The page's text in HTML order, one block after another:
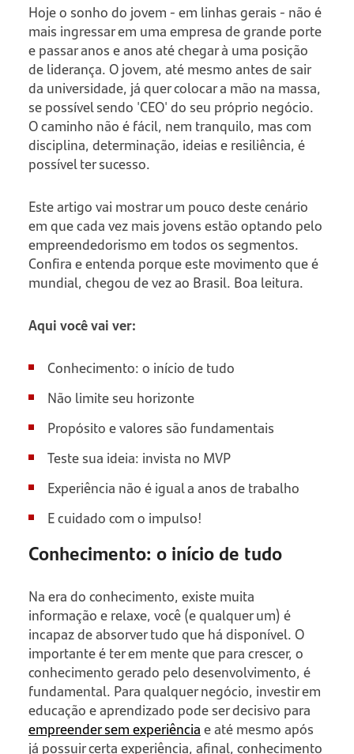
Hoje o sonho do jovem - em linhas gerais - não é
mais ingressar em uma empresa de grande porte
e passar anos e anos até chegar à uma posição
de liderança. O jovem, até mesmo antes de sair
da universidade, já quer colocar a mão na massa,
se possível sendo 'CEO' do seu próprio negócio.
O caminho não é fácil, nem tranquilo, mas com
disciplina, determinação, ideias e resiliência, é
possível ter sucesso.
Este artigo vai mostrar um pouco deste cenário
em que cada vez mais jovens estão optando pelo
empreendedorismo em todos os segmentos.
Confira e entenda porque este movimento que é
mundial, chegou de vez ao Brasil. Boa leitura.
Aqui você vai ver:
Conhecimento: o início de tudo
Não limite seu horizonte
Propósito e valores são fundamentais
Teste sua ideia: invista no MVP
Experiência não é igual a anos de trabalho
E cuidado com o impulso!
Conhecimento: o início de tudo
Na era do conhecimento, existe muita
informação e relaxe, você (e qualquer um) é
incapaz de absorver tudo que há disponível. O
importante é ter em mente que para crescer, o
conhecimento gerado pelo desenvolvimento, é
fundamental. Para qualquer negócio, investir em
educação e aprendizado pode ser decisivo para
empreender sem experiênciae até mesmo após
já possuir certa experiência, afinal, conhecimento